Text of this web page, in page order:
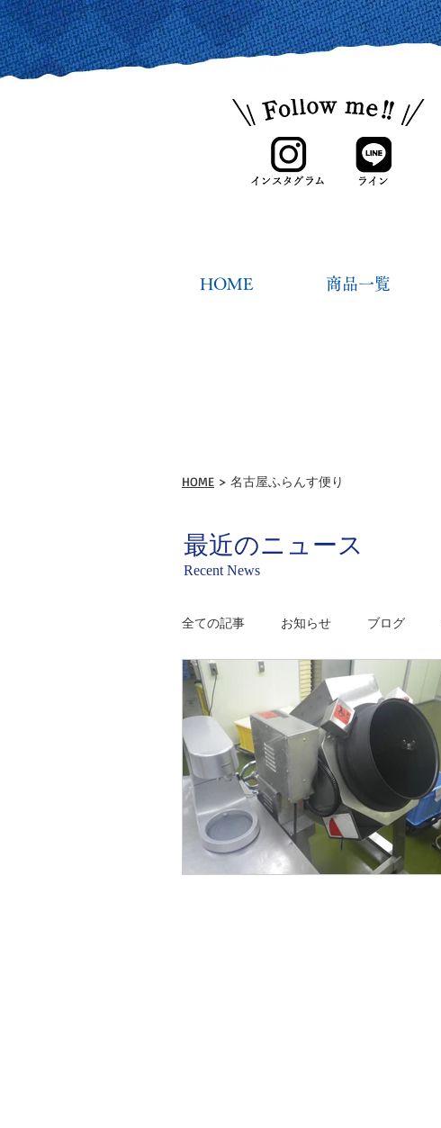
HOME 商品一覧
HOME > 名古屋ふらんす便り
最近のニュース
Recent News
全ての記事 お知らせ ブログ